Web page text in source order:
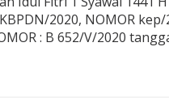
2020, NOMOR
: B 652/V/2020